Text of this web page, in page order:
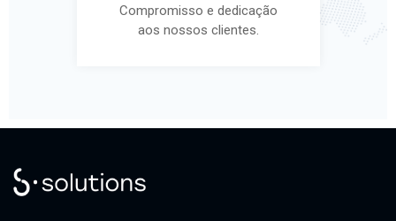
Compromisso e dedicação
aos nossos clientes.